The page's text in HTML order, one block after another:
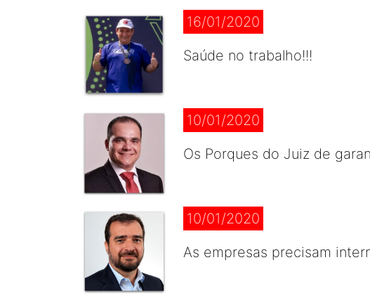
16/01/2020
Saúde no trabalho!!!
10/01/2020
Os Porques do Juiz de
10/01/2020
As empresas precisam